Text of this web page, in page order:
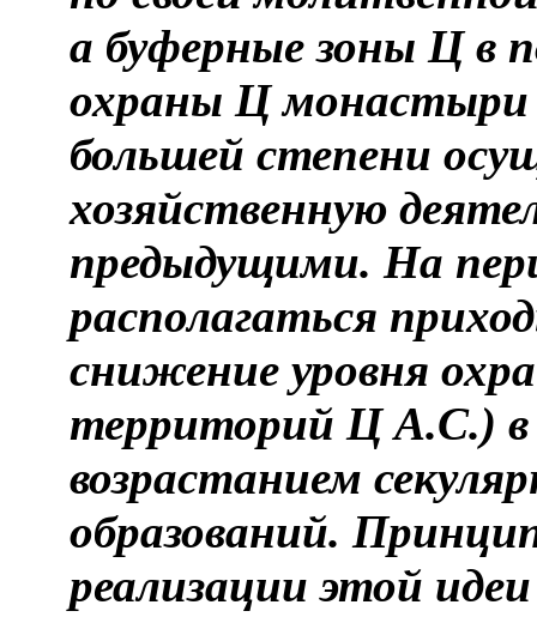
а буферные зоны Ц в
охраны Ц
большей степени
хозяйственную
предыдущими. На
располагаться
снижение уровня
территорий Ц А.С.) в
возрастанием
образований.
реализации этой